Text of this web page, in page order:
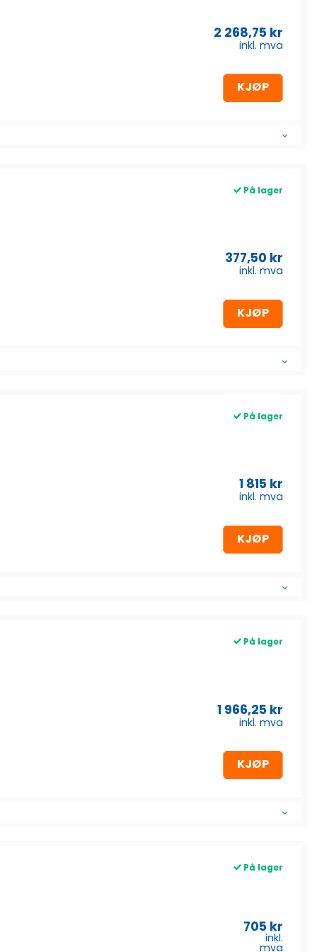
2 268,75 kr
inkl. mva
KJØP
På lager
377,50 kr
inkl. mva
KJØP
På lager
1 815 kr
inkl. mva
KJØP
På lager
1 966,25 kr
inkl. mva
KJØP
På lager
705 kr
inkl.
mva